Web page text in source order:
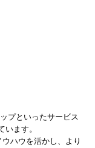
プといったサービス
ます。
ハウを活かし、より